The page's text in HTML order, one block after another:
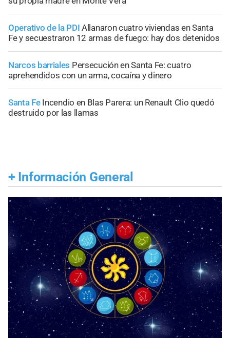
Operativo de la PDI Allanaron cuatro viviendas en Santa
Fe y secuestraron 12 armas de fuego: hay dos detenidos
Narcos barriales Persecución en Santa Fe: cuatro
aprehendidos con un arma, cocaína y dinero
Santa Fe Incendio en Blas Parera: un Renault Clio quedó
destruido por las llamas
+ Información General